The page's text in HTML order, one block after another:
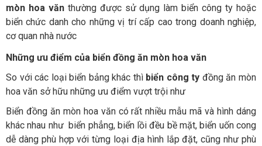
mòn hoa văn thường được sử dụng làm biển công ty hoặc
biển chức danh cho những vị trí cấp cao trong doanh nghiệp,
cơ quan nhà nước
Những ưu điểm của biển đồng ăn mòn hoa văn
So với các loại biển bảng khác thì biển công ty đồng ăn mòn
hoa văn sở hữu những ưu điểm vượt trội như
Biển đồng ăn mòn hoa văn có rất nhiều mẫu mã và hình dáng
khác nhau như biển phẳng, biển lồi đều bề mặt, biển uốn cong
dễ dàng phù hợp với từng loại địa hình lắp đặt, cũng như phù